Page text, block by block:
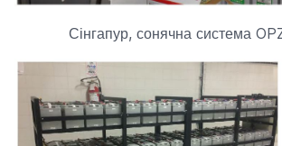
Сінгапур, сонячна система